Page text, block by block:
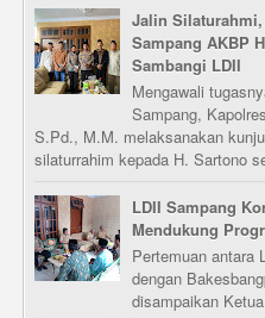
Jalin
Sampang AKBP
Sambangi LDII
Mengawali
Sampang,
S.Pd., M.M. melaksanakan
silaturrahim kepada H. Sartono
LDII Sampang
Mendukung
Pertemuan antara
dengan
disampaikan